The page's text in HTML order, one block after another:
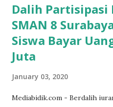
Dalih Partisipasi
SMAN 8
Siswa Bayar
Juta
January 03, 2020
Mediabidik.com - Berdalih